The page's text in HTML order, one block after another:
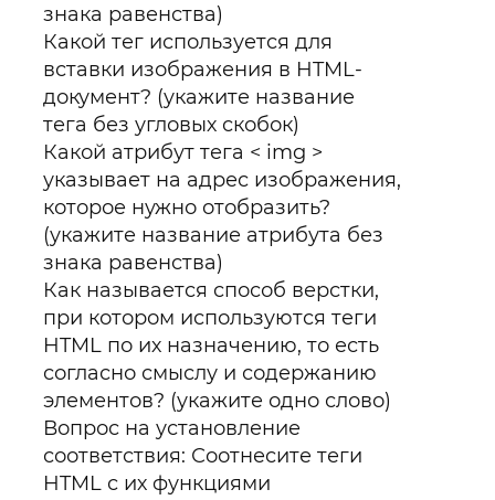
знака равенства)
Какой тег используется для
вставки изображения в HTML-
документ? (укажите название
тега без угловых скобок)
Какой атрибут тега < img >
указывает на адрес изображения,
которое нужно отобразить?
(укажите название атрибута без
знака равенства)
Как называется способ верстки,
при котором используются теги
HTML по их назначению, то есть
согласно смыслу и содержанию
элементов? (укажите одно слово)
Вопрос на установление
соответствия: Соотнесите теги
HTML с их функциями